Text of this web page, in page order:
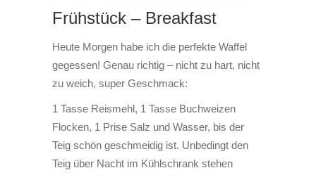
Frühstück – Breakfast
Heute Morgen habe ich die perfekte Waffel
gegessen! Genau richtig – nicht zu hart, nicht
zu weich, super Geschmack:
1 Tasse Reismehl, 1 Tasse Buchweizen
Flocken, 1 Prise Salz und Wasser, bis der
Teig schön geschmeidig ist. Unbedingt den
Teig über Nacht im Kühlschrank stehen